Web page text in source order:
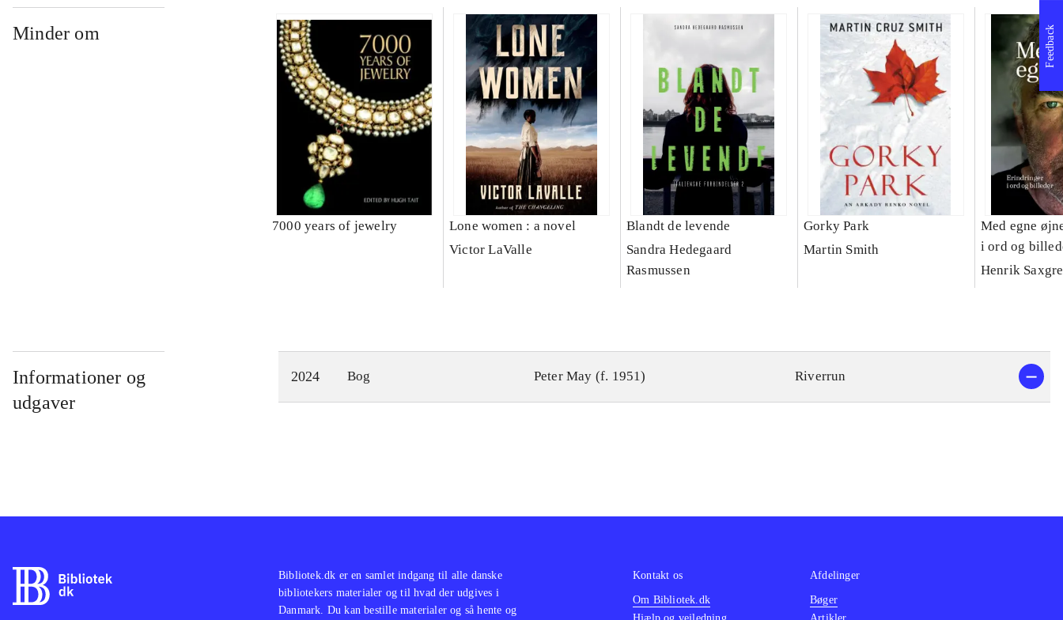
Minder om
7000 years of jewelry
Lone women : a novel
Victor LaValle
Blandt de levende
Sandra Hedegaard
Rasmussen
Gorky Park
Martin Smith
Med egne
i ord og
Henrik
Informationer og
udgaver
2024 Bog Peter May (f. 1951) Riverrun
Feedback
Bibliotek.dk er en samlet indgang til alle danske
bibliotekers materialer og til hvad der udgives i
Danmark. Du kan bestille materialer og så hente og
Kontakt os
Om Bibliotek.dk
Afdelinger
Bøger